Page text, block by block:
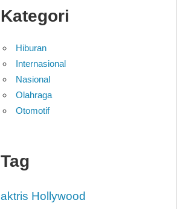
Kategori
Hiburan
Internasional
Nasional
Olahraga
Otomotif
Tag
aktris Hollywood